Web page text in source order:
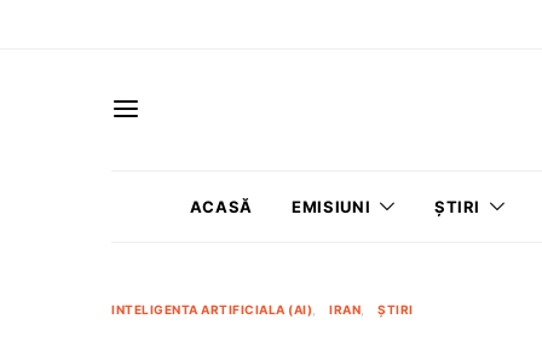
ACASĂ EMISIUNI ȘTIRI
INTELIGENTA ARTIFICIALA (AI) IRAN ȘTIRI